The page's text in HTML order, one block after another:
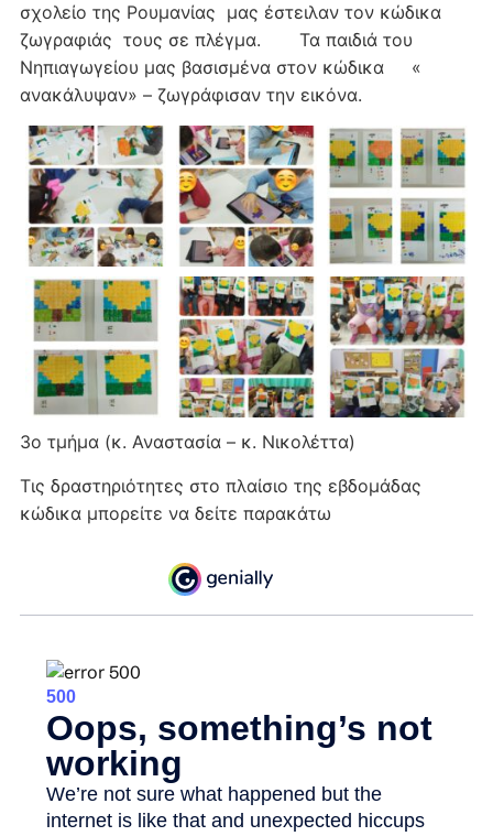
σχολείο της Ρουμανίας μας έστειλαν τον κώδικα
ζωγραφιάς τους σε πλέγμα. Τα παιδιά του
Νηπιαγωγείου μας βασισμένα στον κώδικα «
ανακάλυψαν» – ζωγράφισαν την εικόνα.
3ο τμήμα (κ. Αναστασία – κ. Νικολέττα)
Τις δραστηριότητες στο πλαίσιο της εβδομάδας
κώδικα μπορείτε να δείτε παρακάτω